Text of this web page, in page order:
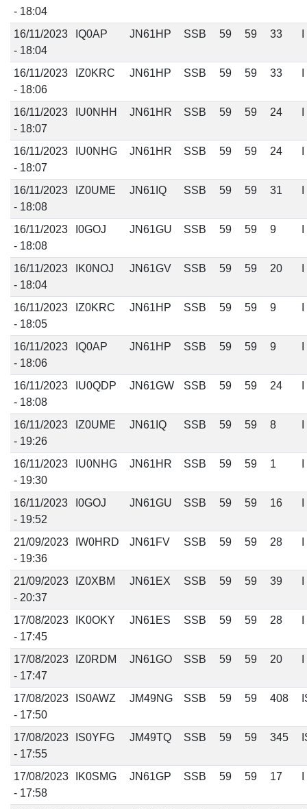
- 18:04
16/11/2023
- 18:04
IQ0AP JN61HP SSB 59 59 33
16/11/2023
- 18:06
IZ0KRC JN61HP SSB 59 59 33
16/11/2023
- 18:07
IU0NHH JN61HR SSB 59 59 24
16/11/2023
- 18:07
IU0NHG JN61HR SSB 59 59 24
16/11/2023
- 18:08
IZ0UME JN61IQ SSB 59 59 31
16/11/2023
- 18:08
I0GOJ JN61GU SSB 59 59 9
16/11/2023
- 18:04
IK0NOJ JN61GV SSB 59 59 20
16/11/2023
- 18:05
IZ0KRC JN61HP SSB 59 59 9
16/11/2023
- 18:06
IQ0AP JN61HP SSB 59 59 9
16/11/2023
- 18:08
IU0QDP JN61GW SSB 59 59 24
16/11/2023
- 19:26
IZ0UME JN61IQ SSB 59 59 8
16/11/2023
- 19:30
IU0NHG JN61HR SSB 59 59 1
16/11/2023
- 19:52
I0GOJ JN61GU SSB 59 59 16
21/09/2023
- 19:36
IW0HRD JN61FV SSB 59 59 28
21/09/2023
- 20:37
IZ0XBM JN61EX SSB 59 59 39
17/08/2023
- 17:45
IK0OKY JN61ES SSB 59 59 28
17/08/2023
- 17:47
IZ0RDM JN61GO SSB 59 59 20
17/08/2023
- 17:50
IS0AWZ JM49NG SSB 59 59 408
17/08/2023
- 17:55
IS0YFG JM49TQ SSB 59 59 345
17/08/2023
- 17:58
IK0SMG JN61GP SSB 59 59 17